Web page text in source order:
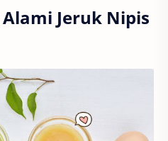
Jeruk Nipis